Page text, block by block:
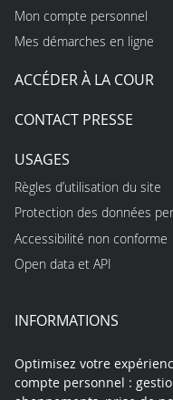
Mon compte personnel
Mes démarches en ligne
ACCÉDER À LA COUR
CONTACT PRESSE
USAGES
Règles d’utilisation du site
Protection des données
Accessibilité non conforme
Open data et API
INFORMATIONS
Optimisez votre
compte personnel :